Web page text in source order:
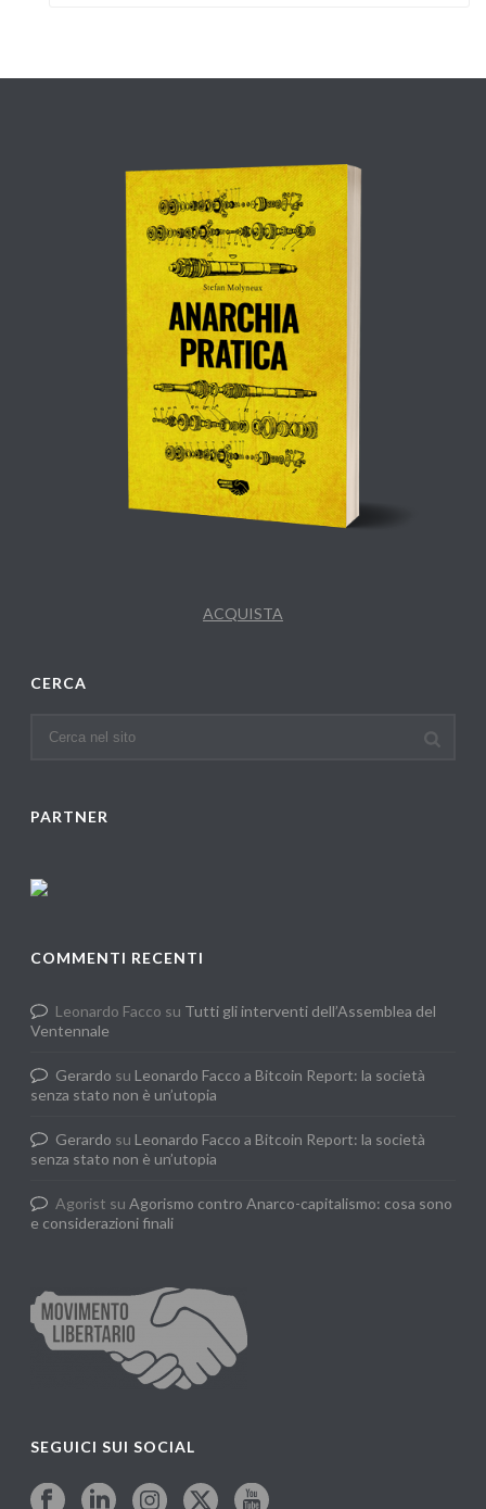
ACQUISTA
CERCA
PARTNER
COMMENTI RECENTI
Leonardo Facco su Tutti gli interventi dell’Assemblea del
Ventennale
Gerardo su Leonardo Facco a Bitcoin Report: la società
senza stato non è un’utopia
Gerardo su Leonardo Facco a Bitcoin Report: la società
senza stato non è un’utopia
Agorist suAgorismo contro Anarco-capitalismo: cosa sono
e considerazioni finali
SEGUICI SUI SOCIAL